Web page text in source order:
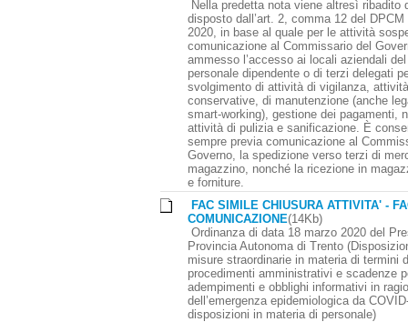
Nella predetta nota viene altresì ribadito
disposto dall’art. 2, comma 12 del DPCM
2020, in base al quale per le attività
comunicazione al Commissario del
ammesso l’accesso ai locali aziendali
personale dipendente o di terzi delegati
svolgimento di attività di vigilanza, attività
conservative, di manutenzione (anche
smart-working), gestione dei pagamenti,
attività di pulizia e sanificazione. È
sempre previa comunicazione al
Governo, la spedizione verso terzi di
magazzino, nonché la ricezione in
e forniture.
FAC SIMILE CHIUSURA ATTIVITA' -
COMUNICAZIONE(14Kb)
Ordinanza di data 18 marzo 2020 del
Provincia Autonoma di Trento
misure straordinarie in materia di termini
procedimenti amministrativi e scadenze
adempimenti e obblighi informativi in
dell’emergenza epidemiologica da
disposizioni in materia di personale)